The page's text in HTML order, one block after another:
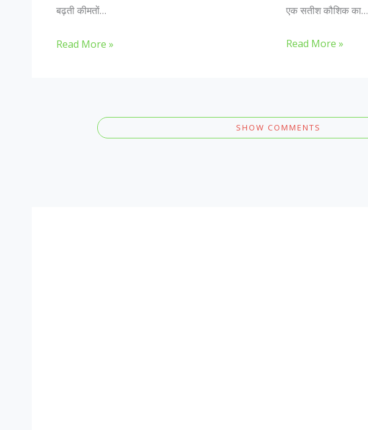
बढ़ती कीमतों…
Read More »
एक सतीश कौशिक का…
Read More »
SHOW COMMENTS